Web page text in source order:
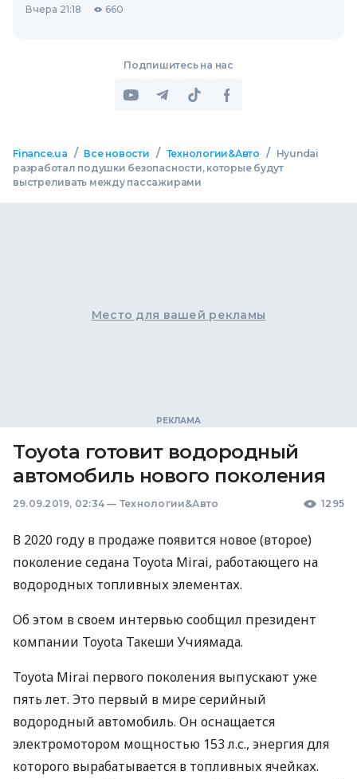
Вчера 21:18 660
Подпишитесь на нас
Finance.ua / Все новости / Технологии&Авто /
Hyundai
разработал подушки безопасности, которые будут
выстреливать между пассажирами
Место для вашей рекламы
Toyota готовит водородный
автомобиль нового поколения
29.09.2019, 02:34 — Технологии&Авто 1295
В 2020 году в продаже появится новое (второе)
поколение седана Toyota Mirai, работающего на
водородных топливных элементах.
Об этом в своем интервью сообщил президент
компании Toyota Такеши Учиямада.
Toyota Mirai первого поколения выпускают уже
пять лет. Это первый в мире серийный
водородный автомобиль. Он оснащается
электромотором мощностью 153 л.с., энергия для
которого вырабатывается в топливных ячейках.